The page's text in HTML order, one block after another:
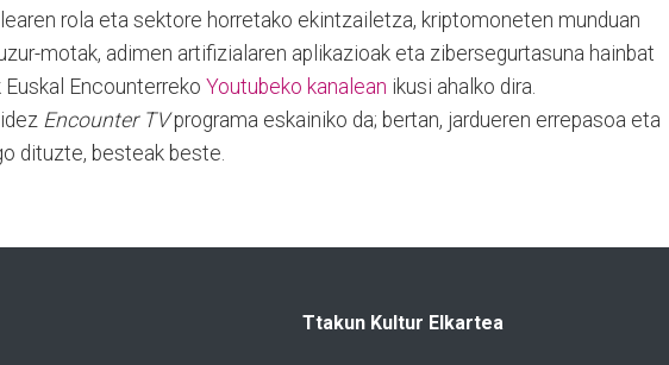
rola eta sektore horretako ekintzailetza, kriptomoneten munduan
motak, adimen artifizialaren aplikazioak eta zibersegurtasuna hainbat
Euskal Encounterreko Youtubeko kanalean ikusi ahalko dira.
Encounter TVprograma eskainiko da; bertan, jardueren errepasoa eta
dituzte, besteak beste.
Ttakun Kultur Elkartea